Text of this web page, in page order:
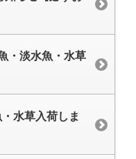
・淡水魚・水草
水草入荷しま